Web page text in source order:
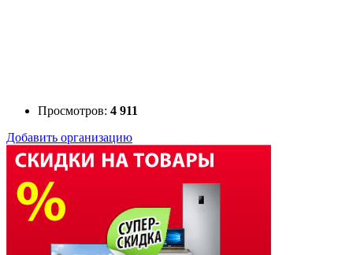
Просмотров: 4 911
Добавить организацию